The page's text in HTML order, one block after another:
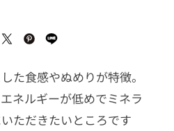
た食感やぬめりが特徴。
ネルギーが低めでミネラ
ただきたいところです